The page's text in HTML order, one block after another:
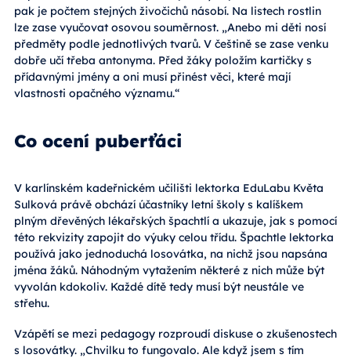
pak je počtem stejných živočichů násobí. Na listech rostlin
lze zase vyučovat osovou souměrnost. „Anebo mi děti nosí
předměty podle jednotlivých tvarů. V češtině se zase venku
dobře učí třeba antonyma. Před žáky položím kartičky s
přídavnými jmény a oni musí přinést věci, které mají
vlastnosti opačného významu.“
Co ocení puberťáci
V karlínském kadeřnickém učilišti lektorka EduLabu Květa
Sulková právě obchází účastníky letní školy s kalíškem
plným dřevěných lékařských špachtlí a ukazuje, jak s pomocí
této rekvizity zapojit do výuky celou třídu. Špachtle lektorka
používá jako jednoduchá losovátka, na nichž jsou napsána
jména žáků. Náhodným vytažením některé z nich může být
vyvolán kdokoliv. Každé dítě tedy musí být neustále ve
střehu.
Vzápětí se mezi pedagogy rozproudí diskuse o zkušenostech
s losovátky. „Chvilku to fungovalo. Ale když jsem s tím